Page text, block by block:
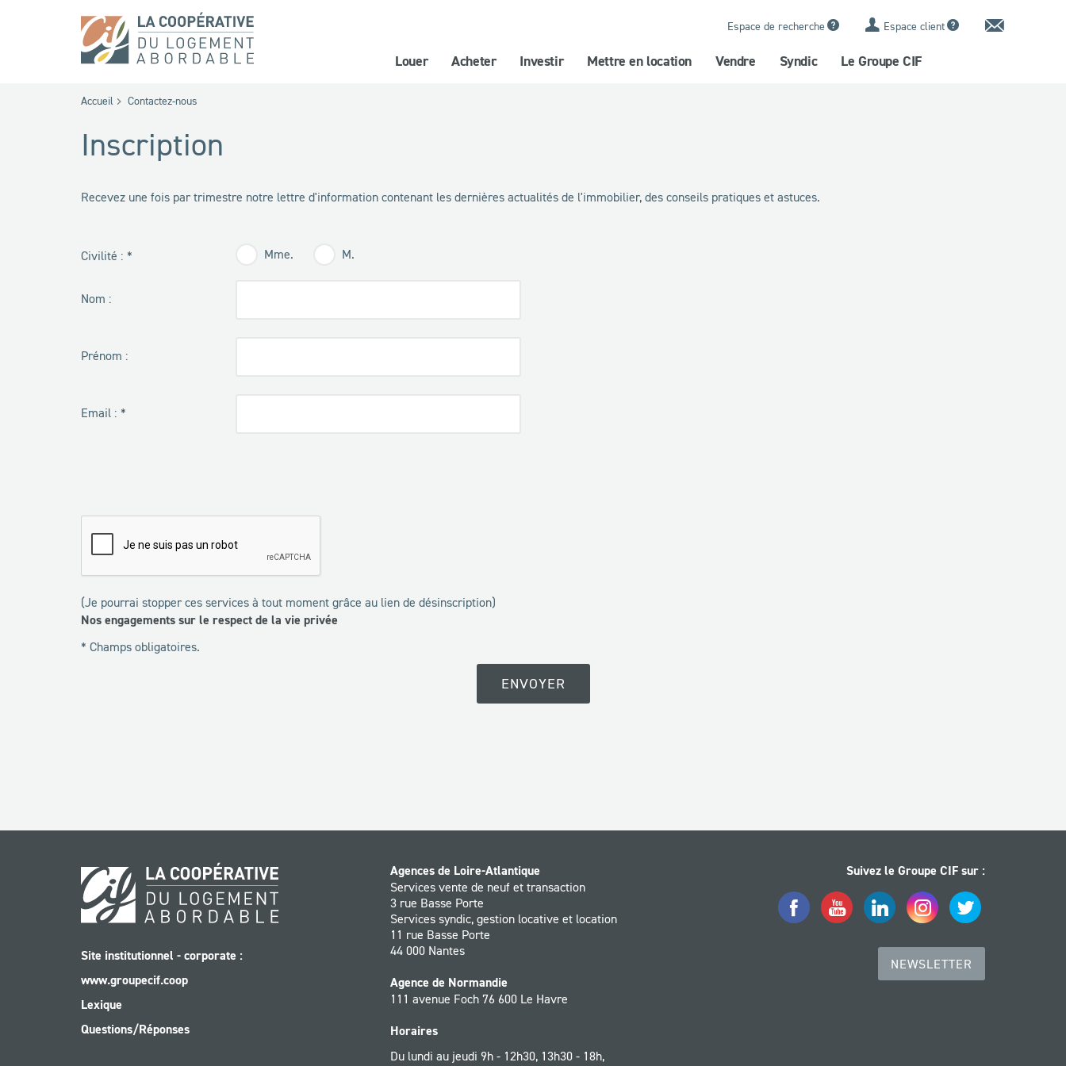
Espace de recherche Espace client Contact
Louer Acheter Investir Mettre en location Vendre Syndic Le Groupe CIF
Accueil Contactez-nous
Inscription
Recevez une fois par trimestre notre lettre d'information contenant les dernières actualités de l'immobilier, des conseils pratiques et astuces.
Civilité : Mme. M.
Nom :
Prénom :
Email :
(Je pourrai stopper ces services à tout moment grâce au lien de désinscription)
Nos engagements sur le respect de la vie privée
* Champs obligatoires.
ENVOYER
Site institutionnel - corporate :
www.groupecif.coop
Lexique
Questions/Réponses
Agences de Loire-Atlantique
Services vente de neuf et transaction
3 rue Basse Porte
Services syndic, gestion locative et location
11 rue Basse Porte
44 000 Nantes
Agence de Normandie
111 avenue Foch 76 600 Le Havre
Horaires
Du lundi au jeudi 9h - 12h30, 13h30 - 18h,
Suivez le Groupe CIF sur :
FacebookYouTube LinkedInInstagramTwitter
NEWSLETTER